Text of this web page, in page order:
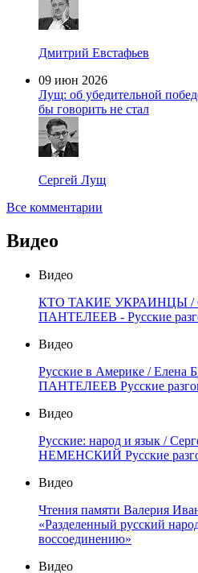
Дмитрий Евстафьев
09 июн 2026
Лущ: об убедительной
бы говорить не стал
Сергей Лущ
Все комментарии
Видео
Видео
КТО ТАКИЕ УКРАИНЦЫ /
ПАНТЕЛЕЕВ - Русские
Видео
Русские в Америке /
ПАНТЕЛЕЕВ Русские
Видео
Русские: народ и язык /
НЕМЕНСКИЙ Русские
Видео
Чтения памяти Валерия
«Разделенный русский
воссоединению»
Видео